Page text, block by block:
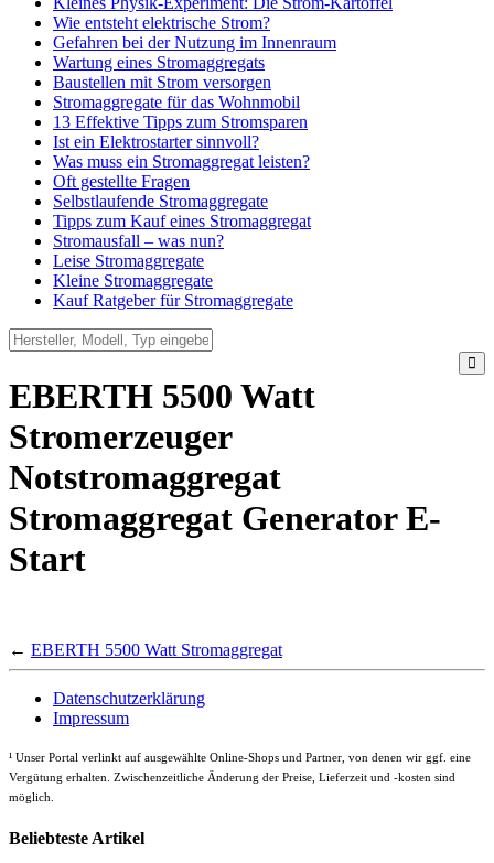
Wie entsteht elektrische Strom?
Gefahren bei der Nutzung im Innenraum
Wartung eines Stromaggregats
Baustellen mit Strom versorgen
Stromaggregate für das Wohnmobil
13 Effektive Tipps zum Stromsparen
Ist ein Elektrostarter sinnvoll?
Was muss ein Stromaggregat leisten?
Oft gestellte Fragen
Selbstlaufende Stromaggregate
Tipps zum Kauf eines Stromaggregat
Stromausfall – was nun?
Leise Stromaggregate
Kleine Stromaggregate
Kauf Ratgeber für Stromaggregate
EBERTH 5500 Watt
Stromerzeuger
Notstromaggregat
Stromaggregat Generator E-
Start
← EBERTH 5500 Watt Stromaggregat
Datenschutzerklärung
Impressum
¹ Unser Portal verlinkt auf ausgewählte Online-Shops und Partner, von denen wir ggf. eine
Vergütung erhalten. Zwischenzeitliche Änderung der Preise, Lieferzeit und -kosten sind
möglich.
Beliebteste Artikel